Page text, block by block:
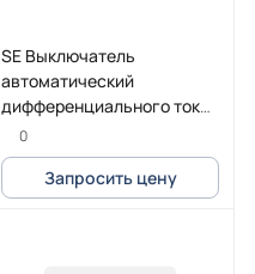
SE Выключатель
автоматический
дифференциального тока
iCV40 3P+N 6кА 20A C
30мA тип A
0
Запросить цену